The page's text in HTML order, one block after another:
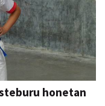
honetan